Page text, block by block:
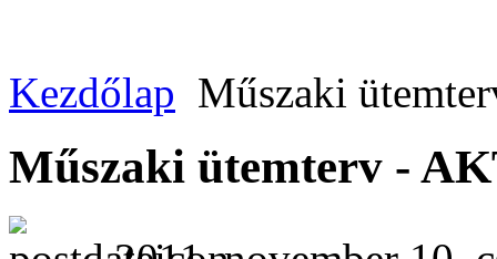
Kezdőlap Műszaki
Műszaki ütemterv -